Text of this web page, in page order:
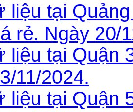
liệu tại
rẻ. Ngày 20/
liệu tại Quận
11/2024.
liệu tại Quận